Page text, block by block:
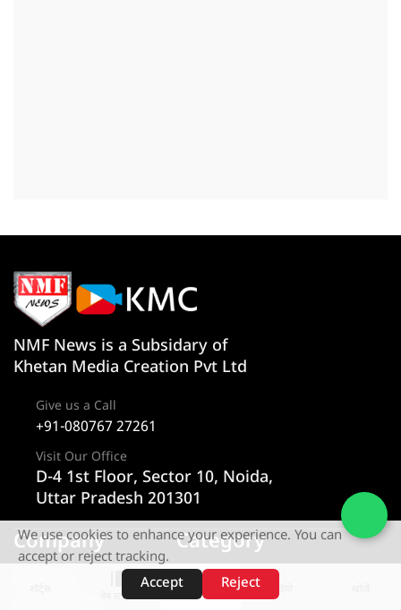
वेब स्टोरीज़
NMF News is a Subsidary of
Khetan Media Creation Pvt Ltd
Give us a Call
+91-080767 27261
Visit Our Office
D-4 1st Floor, Sector 10, Noida,
Uttar Pradesh 201301
Company Category
न्यूज
We use cookies to enhance your experience. You can
accept or reject tracking.
Accept
Reject